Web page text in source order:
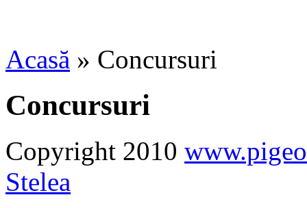
Acasă » Concursuri
Concursuri
Copyright 2010
Stelea